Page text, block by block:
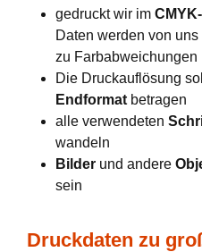
gedruckt wir im
Daten werden von
zu Farbabweichungen
Die Druckauflösung
Endformat betragen
alle verwendeten
wandeln
Bilder und andere
sein
Druckdaten zu